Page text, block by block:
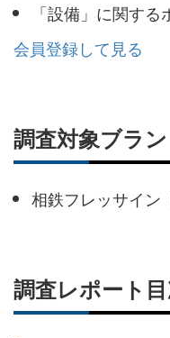
「設備」に関す
会員登録して見る
調査対象ブラ
相鉄フレッサイン
調査レポート